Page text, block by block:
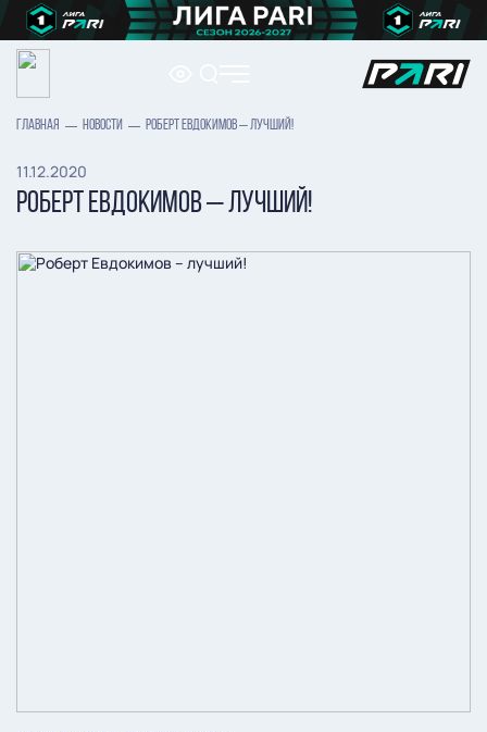
ГЛАВНАЯ НОВОСТИ РОБЕРТ ЕВДОКИМОВ – ЛУЧШИЙ!
11.12.2020
РОБЕРТ ЕВДОКИМОВ – ЛУЧШИЙ!